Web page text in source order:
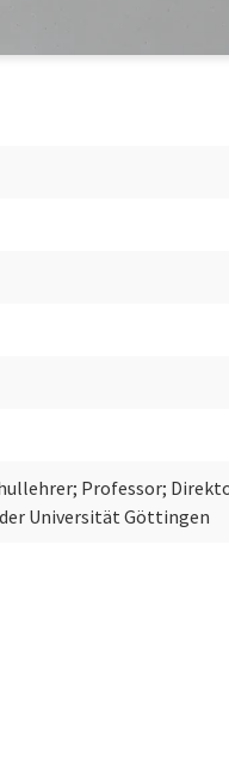
Professor;
Universität Göttingen